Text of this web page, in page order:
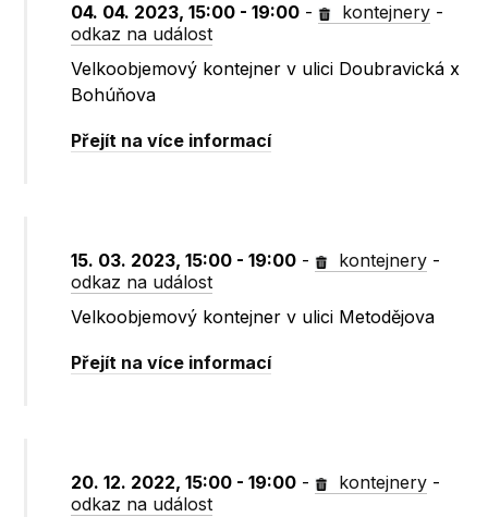
04. 04. 2023, 15:00 - 19:00 - kontejnery -
odkaz na událost
Velkoobjemový kontejner v ulici Doubravická x
Bohúňova
Přejít na více informací
15. 03. 2023, 15:00 - 19:00 - kontejnery -
odkaz na událost
Velkoobjemový kontejner v ulici Metodějova
Přejít na více informací
20. 12. 2022, 15:00 - 19:00 - kontejnery -
odkaz na událost